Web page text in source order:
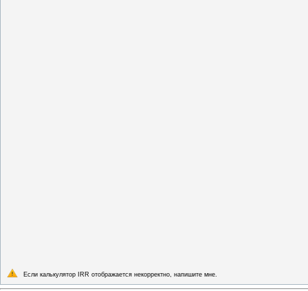
Если калькулятор IRR отображается некорректно, напишите мне.